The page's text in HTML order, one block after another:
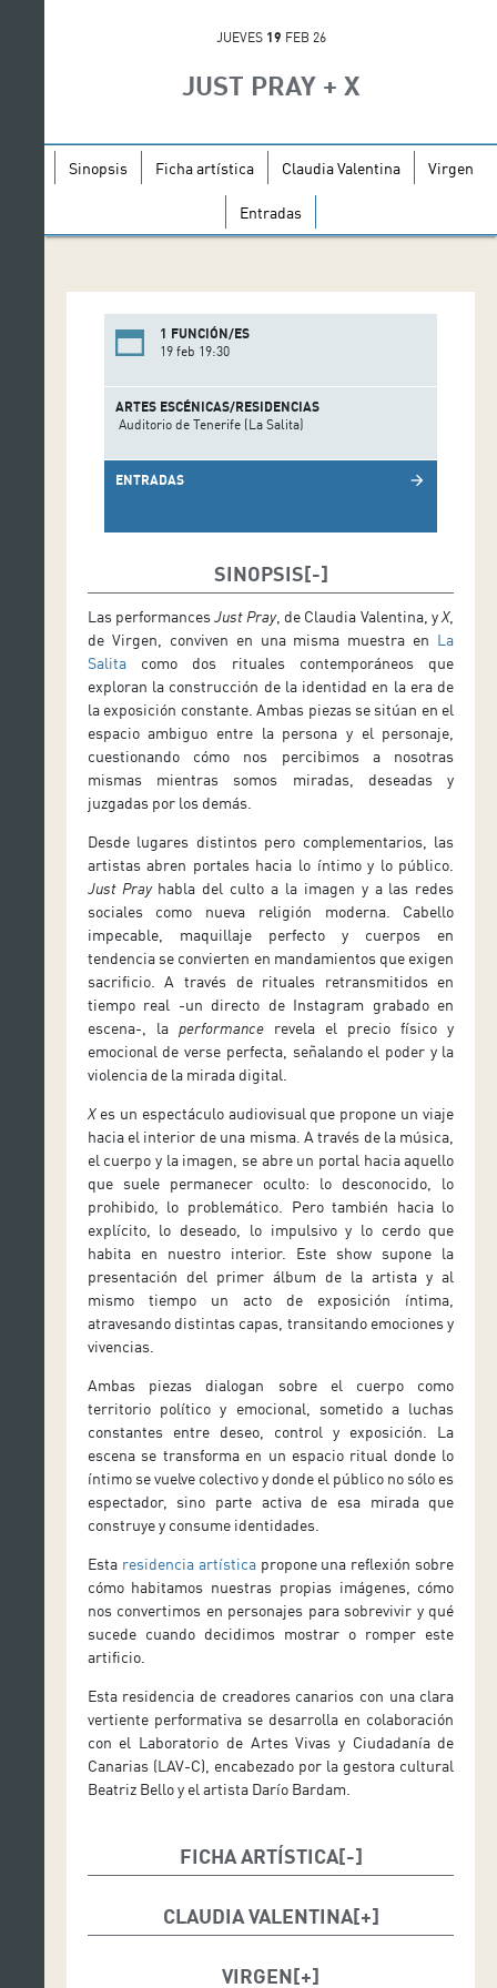
JUEVES 19 FEB 26
JUST PRAY + X
Sinopsis Ficha artística Claudia Valentina Virgen
Entradas
1 FUNCIÓN/ES
19 feb 19:30
ARTES ESCÉNICAS/RESIDENCIAS
Auditorio de Tenerife (La Salita)
ENTRADAS arrow_forward
SINOPSIS
Las performancesJust Pray, de Claudia Valentina, yX,
de Virgen, conviven en una misma muestra en La
Salitacomo dos rituales contemporáneos que
exploran la construcción de la identidad en la era de
la exposición constante. Ambas piezas se sitúan en el
espacio ambiguo entre la persona y el personaje,
cuestionando cómo nos percibimos a nosotras
mismas mientras somos miradas, deseadas y
juzgadas por los demás.
Desde lugares distintos pero complementarios, las
artistas abren portales hacia lo íntimo y lo público.
Just Prayhabla del culto a la imagen y a las redes
sociales como nueva religión moderna. Cabello
impecable, maquillaje perfecto y cuerpos en
tendencia se convierten en mandamientos que exigen
sacrificio. A través de rituales retransmitidos en
tiempo real -un directo de Instagram grabado en
escena-, la performancerevela el precio físico y
emocional de verse perfecta, señalando el poder y la
violencia de la mirada digital.
Xes un espectáculo audiovisual que propone un viaje
hacia el interior de una misma. A través de la música,
el cuerpo y la imagen, se abre un portal hacia aquello
que suele permanecer oculto: lo desconocido, lo
prohibido, lo problemático. Pero también hacia lo
explícito, lo deseado, lo impulsivo y lo cerdo que
habita en nuestro interior. Este show supone la
presentación del primer álbum de la artista y al
mismo tiempo un acto de exposición íntima,
atravesando distintas capas, transitando emociones y
vivencias.
Ambas piezas dialogan sobre el cuerpo como
territorio político y emocional, sometido a luchas
constantes entre deseo, control y exposición. La
escena se transforma en un espacio ritual donde lo
íntimo se vuelve colectivo y donde el público no sólo es
espectador, sino parte activa de esa mirada que
construye y consume identidades.
Esta residencia artísticapropone una reflexión sobre
cómo habitamos nuestras propias imágenes, cómo
nos convertimos en personajes para sobrevivir y qué
sucede cuando decidimos mostrar o romper este
artificio.
Esta residencia de creadores canarios con una clara
vertiente performativa se desarrolla en colaboración
con el Laboratorio de Artes Vivas y Ciudadanía de
Canarias (LAV-C), encabezado por la gestora cultural
Beatriz Bello y el artista Darío Bardam.
FICHA ARTÍSTICA
Creación, interpretación y dirección: Claudia
Valentina
Diseño de iluminación: Claudia Valentina y Darío
CLAUDIA VALENTINA
en Venezuela y criada en las Islas Canarias. Con
VIRGEN